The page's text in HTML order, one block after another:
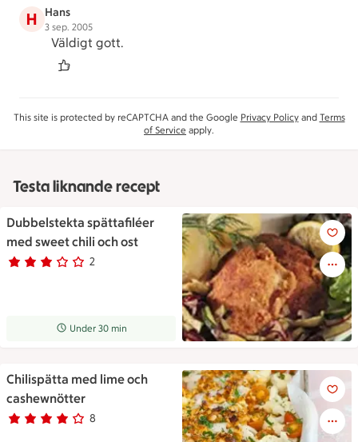
H Hans
3 sep. 2005
Väldigt gott.
This site is protected by reCAPTCHA and the Google Privacy Policyand Terms
of Service apply.
Testa liknande recept
Dubbelstekta spättafiléer
med sweet chili och ost
Betyg 3 av 5.
2
2 personer har röstat
Receptet tar Under 30 min att tillaga
Under 30 min
Dubbelstekta spättafiléer
Chilispätta med lime och
cashewnötter
Betyg 3.8 av 5. 8
8 personer har röstat
Chilispätta med lime och